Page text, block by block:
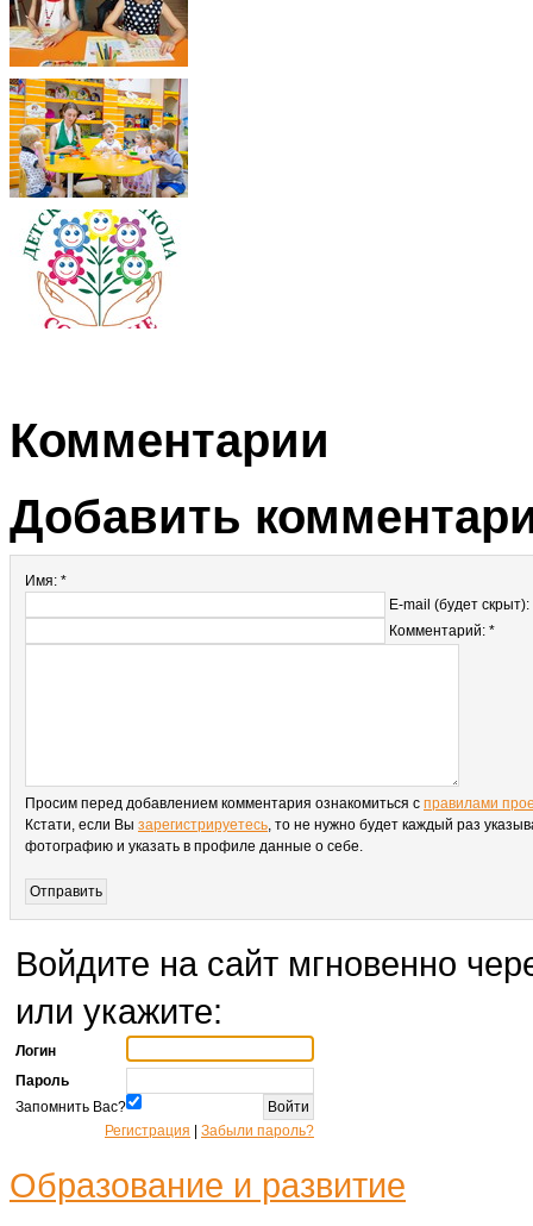
Комментарии
Добавить
Имя: *
E-mail (будет скрыт):
Комментарий: *
Просим перед добавлением комментария ознакомиться с правилами
Кстати, если Вы зарегистрируетесь, то не нужно будет каждый раз
фотографию и указать в профиле данные о себе.
Войдите на сайт мгновенно
или укажите:
Логин
Пароль
Запомнить Вас?
Регистрация
Забыли пароль?
Образование и развитие